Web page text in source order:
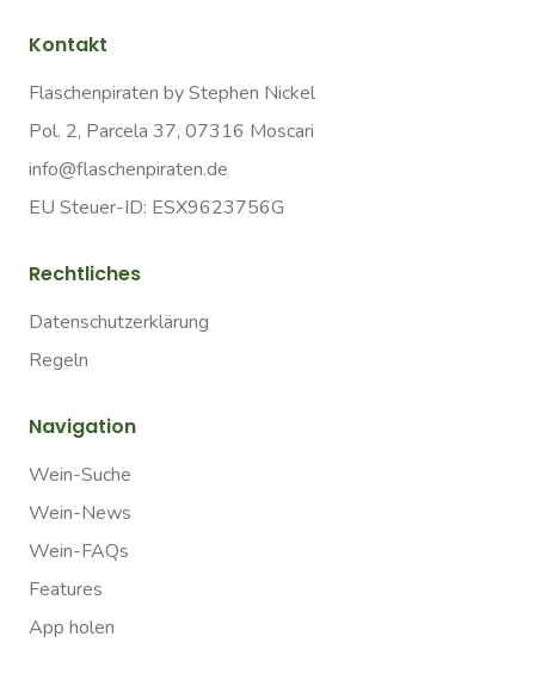
Kontakt
Flaschenpiraten by Stephen Nickel
Pol. 2, Parcela 37, 07316 Moscari
info@flaschenpiraten.de
EU Steuer-ID: ESX9623756G
Rechtliches
Datenschutzerklärung
Regeln
Navigation
Wein-Suche
Wein-News
Wein-FAQs
Features
App holen